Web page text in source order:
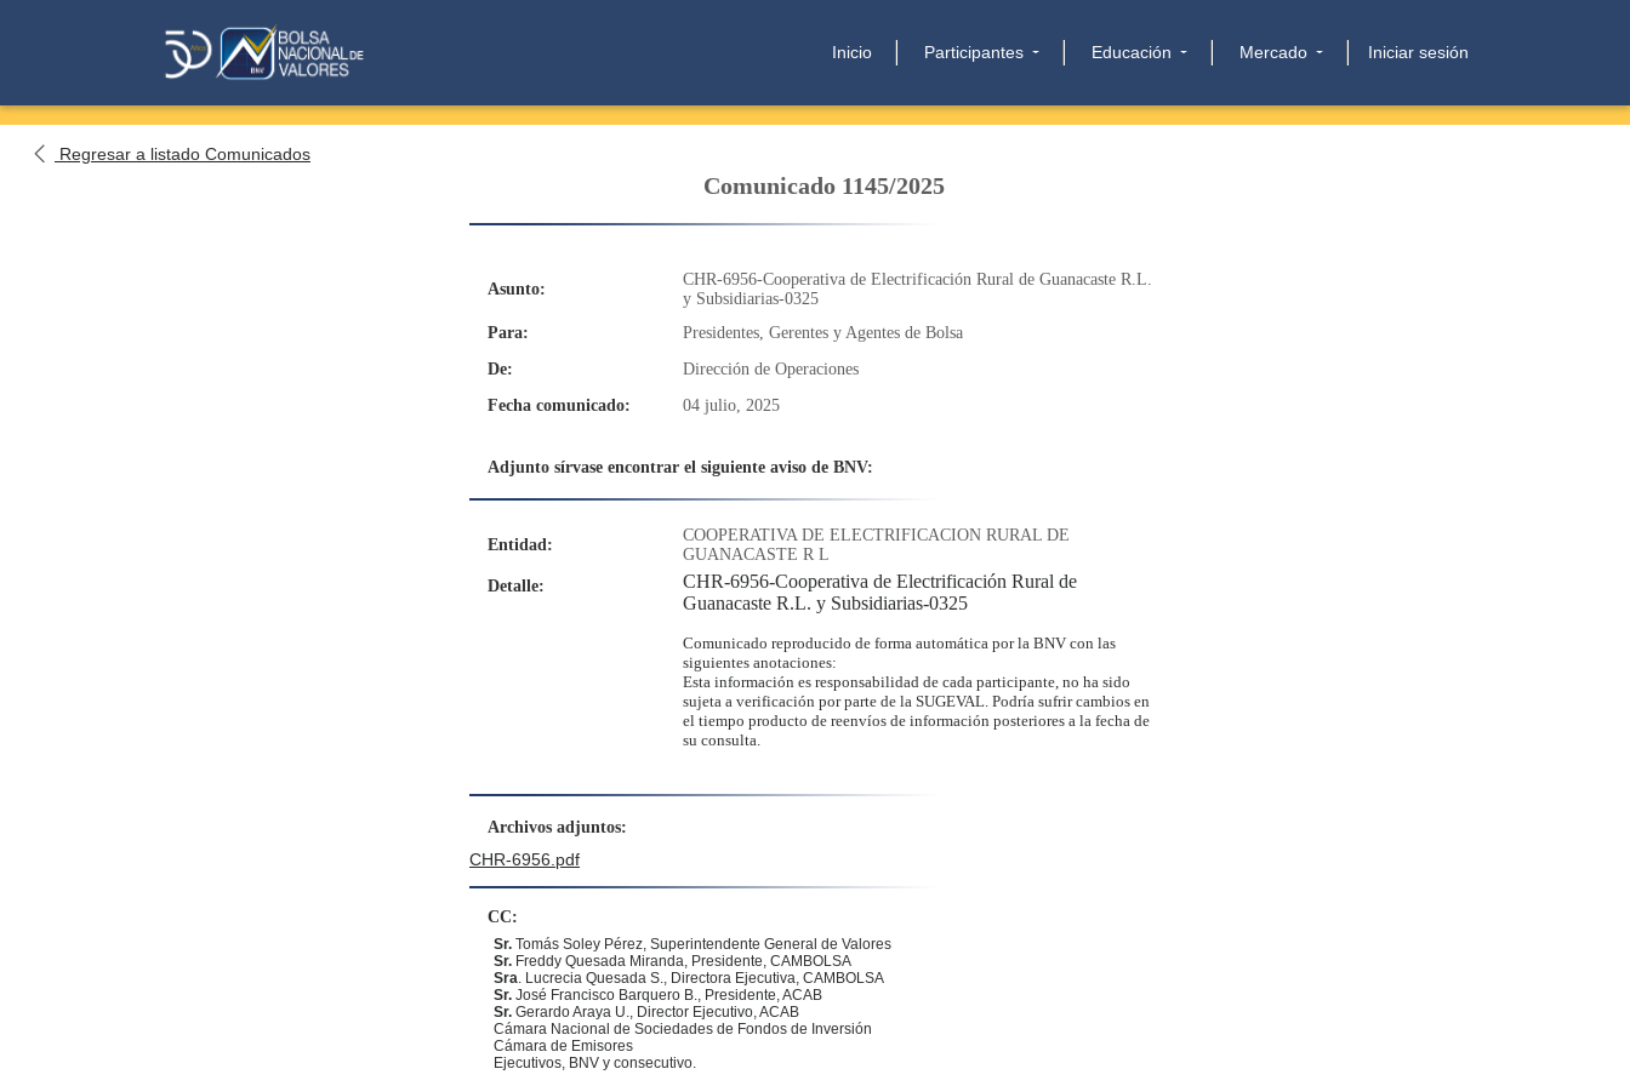
Inicio Participantes Educación Mercado Iniciar sesión
Regresar a listado Comunicados
Comunicado 1145/2025
Asunto:
CHR-6956-Cooperativa de Electrificación Rural de Guanacaste R.L.
y Subsidiarias-0325
Para:
Presidentes, Gerentes y Agentes de Bolsa
De:
Dirección de Operaciones
Fecha comunicado:
04 julio, 2025
Adjunto sírvase encontrar el siguiente aviso de BNV:
Entidad:
COOPERATIVA DE ELECTRIFICACION RURAL DE
GUANACASTE R L
Detalle:
CHR-6956-Cooperativa de Electrificación Rural de
Guanacaste R.L. y Subsidiarias-0325
Comunicado reproducido de forma automática por la BNV con las
siguientes anotaciones:
Esta información es responsabilidad de cada participante, no ha sido
sujeta a verificación por parte de la SUGEVAL. Podría sufrir cambios en
el tiempo producto de reenvíos de información posteriores a la fecha de
su consulta.
Archivos adjuntos:
CHR-6956.pdf
CC:
Sr. Tomás Soley Pérez, Superintendente General de Valores
Sr. Freddy Quesada Miranda, Presidente, CAMBOLSA
Sra. Lucrecia Quesada S., Directora Ejecutiva, CAMBOLSA
Sr. José Francisco Barquero B., Presidente, ACAB
Sr. Gerardo Araya U., Director Ejecutivo, ACAB
Cámara Nacional de Sociedades de Fondos de Inversión
Cámara de Emisores
Ejecutivos, BNV y consecutivo.